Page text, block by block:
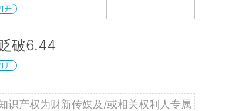
开
破6.44
开
识产权为财新传媒及/或相关权利人专属